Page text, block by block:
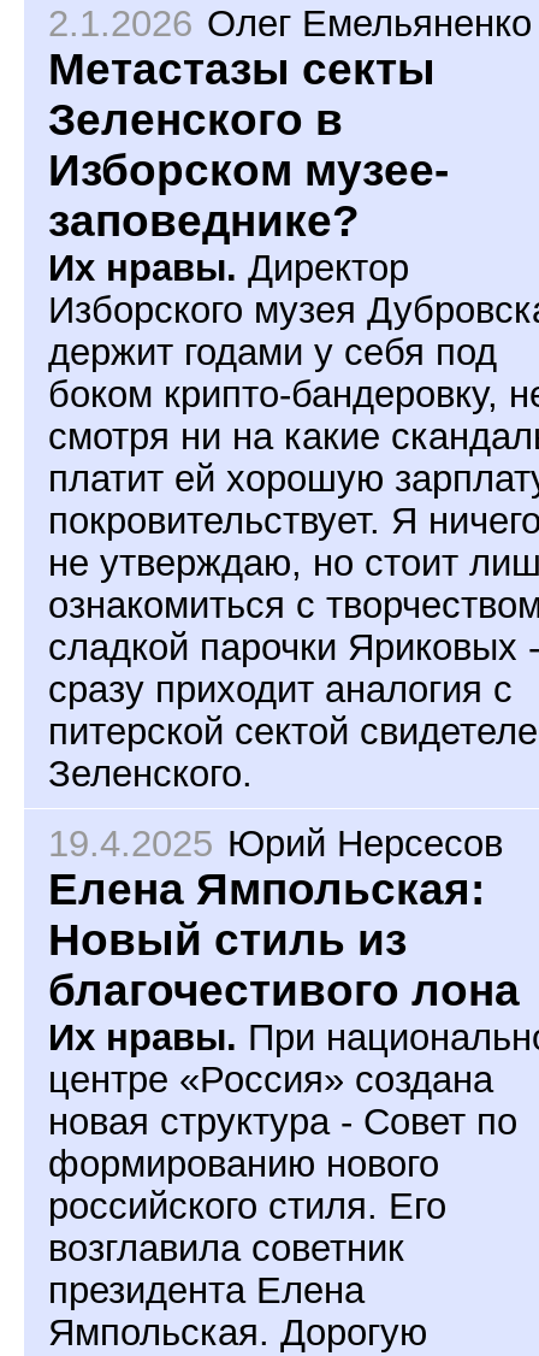
2.1.2026 Олег Емельяненко
Метастазы секты
Зеленского в
Изборском музее-
заповеднике?
Их нравы. Директор
Изборского музея
держит годами у себя под
боком крипто-бандеровку,
смотря ни на какие
платит ей хорошую
покровительствует. Я
не утверждаю, но стоит
ознакомиться с
сладкой парочки Яриковых
сразу приходит аналогия с
питерской сектой
Зеленского.
19.4.2025 Юрий Нерсесов
Елена Ямпольская:
Новый стиль из
благочестивого лона
Их нравы. При
центре «Россия» создана
новая структура - Совет по
формированию нового
российского стиля. Его
возглавила советник
президента Елена
Ямпольская. Дорогую